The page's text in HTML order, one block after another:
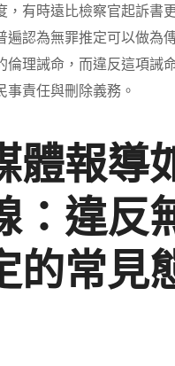
，有時遠比檢察官起訴書
遍認為無罪推定可以做為
倫理誡命，而違反這項誡
事責任與刪除義務。
體報導
：違反
的常見